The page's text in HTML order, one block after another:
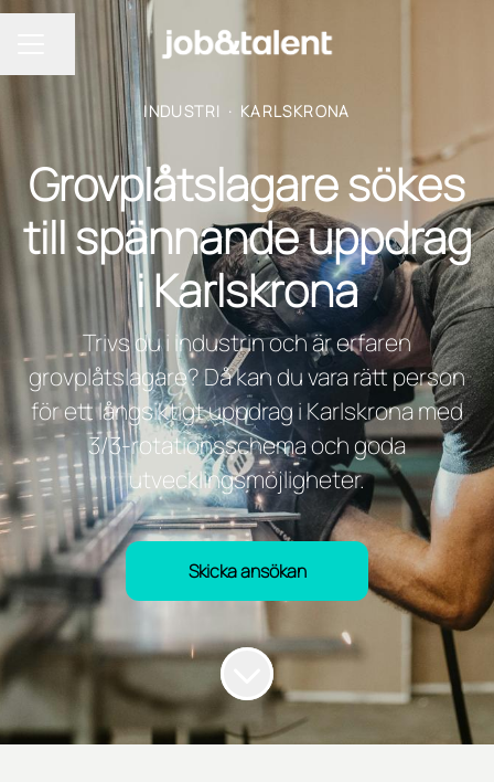
KARRIÄRMENY
Dela sidan
INDUSTRI · KARLSKRONA
Grovplåtslagare sökes
till spännande uppdrag
i Karlskrona
Trivs du i industrin och är erfaren
grovplåtslagare? Då kan du vara rätt person
för ett långsiktigt uppdrag i Karlskrona med
3/3-rotationsschema och goda
utvecklingsmöjligheter.
Skicka ansökan